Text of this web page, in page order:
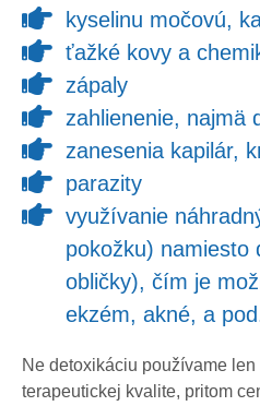
kyselinu močovú,
ťažké kovy a
zápaly
zahlienenie, najmä
zanesenia kapilár,
parazity
využívanie
pokožku) namiesto
obličky), čím je
ekzém, akné, a
Ne detoxikáciu používame
terapeutickej kvalite, pritom